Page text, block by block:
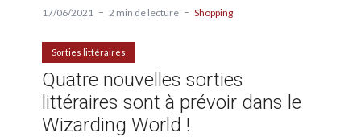
17/06/2021 2 min de lecture Shopping
Sorties littéraires
Quatre nouvelles sorties
littéraires sont à prévoir dans le
Wizarding World !